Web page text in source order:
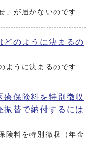
」が届かないのです
どのように決まるの
ように決まるのです
療保険料を特別徴収
振替で納付するには
険料を特別徴収（年金